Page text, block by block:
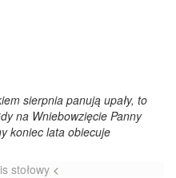
sierpnia panują upały, to
na Wniebowzięcie Panny
koniec lata obiecuje
stołowy <